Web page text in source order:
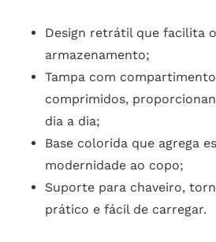
Design retrátil que facilita
armazenamento;
Tampa com
comprimidos,
dia a dia;
Base colorida que agrega
modernidade ao copo;
Suporte para chaveiro,
prático e fácil de carregar.